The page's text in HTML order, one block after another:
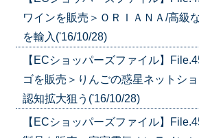
ワインを販売＞ＯＲＩＡＮＡ/高級
を輸入('16/10/28)
【ECショッパーズファイル】
ゴを販売＞りんごの惑星ネットシ
認知拡大狙う('16/10/28)
【ECショッパーズファイル】